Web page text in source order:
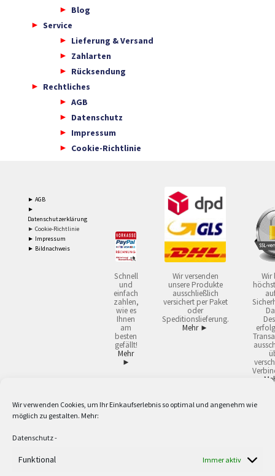
Wir verwenden Cookies, um Ihr Einkaufserlebnis so optimal und angenehm wie
möglich zu gestalten. Mehr:
Datenschutz-
Funktional Immer aktiv
Blog
Service
Lieferung & Versand
Zahlarten
Rücksendung
Rechtliches
AGB
Datenschutz
Impressum
Cookie-Richtlinie
► AGB
►
Datenschutzerklärung
► Cookie-Richtlinie
► Impressum
► Bildnachweis
Schnell
und
einfach
zahlen,
wie es
Ihnen
am
besten
gefällt!
Mehr
►
Wir versenden
unsere Produkte
ausschließlich
versichert per Paket
oder
Speditionslieferung.
Mehr ►
Wir
2 Lieferzeiten gelten mit Express-24.
Versandkostenfrei ab 59,90 € Nettowarenwert. Inseln ausgenommen. Unsere
Berufe zur Verwendung in der selbständigen, beruflichen oder gewerblichen